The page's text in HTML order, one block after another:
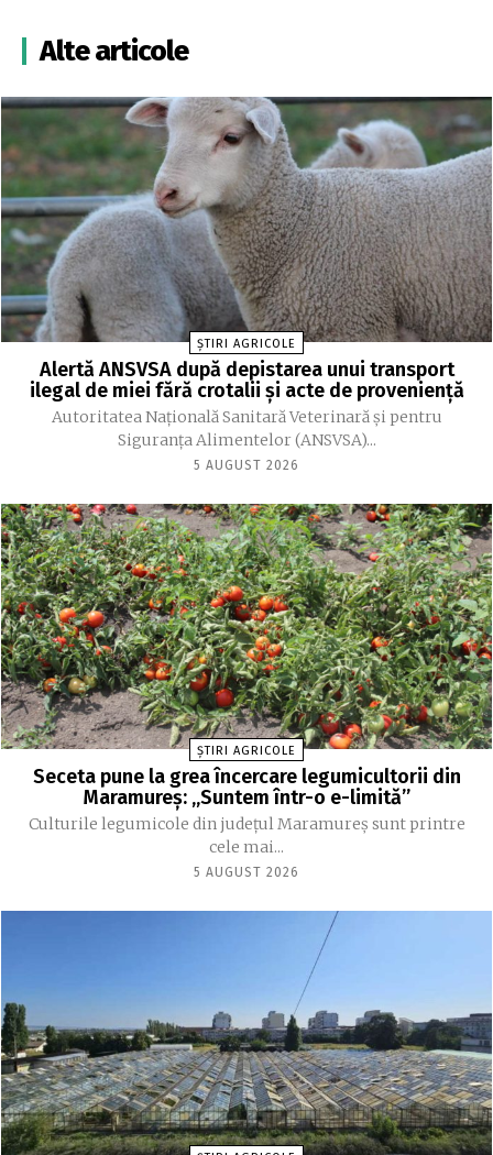
Alte articole
ȘTIRI AGRICOLE
Alertă ANSVSA după depistarea unui transport
ilegal de miei fără crotalii și acte de proveniență
Autoritatea Naţională Sanitară Veterinară şi pentru
Siguranţa Alimentelor (ANSVSA)...
5 AUGUST 2026
ȘTIRI AGRICOLE
Seceta pune la grea încercare legumicultorii din
Maramureș: „Suntem într-o e-limită”
Culturile legumicole din județul Maramureș sunt printre
cele mai...
5 AUGUST 2026